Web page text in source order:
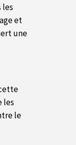
les
et
une
les
le